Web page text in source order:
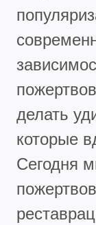
делать
которые
Сегодня